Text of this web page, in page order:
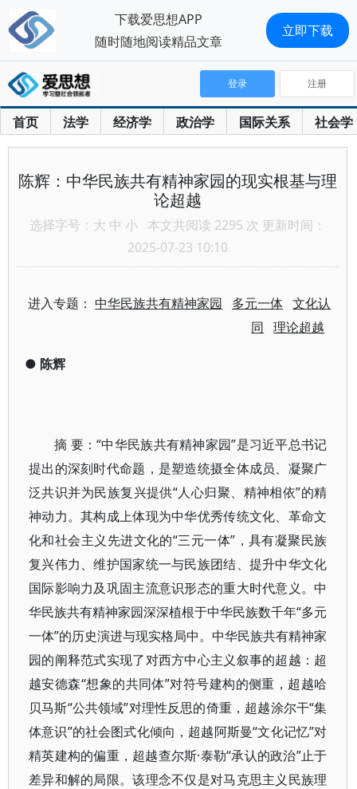
首页 法学 经济学 政治学 国际关系 社会学
登录 注册
陈辉：中华民族共有精神家园的现实根基与理
论超越
选择字号： 大 中 小 本文共阅读 2295 次 更新时间：
2025-07-23 10:10
进入专题：中华民族共有精神家园 多元一体 文化认
同
理论超越
● 陈辉
摘 要：“中华民族共有精神家园”是习近平总书记
提出的深刻时代命题，是塑造统摄全体成员、凝聚广
泛共识并为民族复兴提供“人心归聚、精神相依”的精
神动力。其构成上体现为中华优秀传统文化、革命文
化和社会主义先进文化的“三元一体”，具有凝聚民族
复兴伟力、维护国家统一与民族团结、提升中华文化
国际影响力及巩固主流意识形态的重大时代意义。中
华民族共有精神家园深深植根于中华民族数千年“多元
一体”的历史演进与现实格局中。中华民族共有精神家
园的阐释范式实现了对西方中心主义叙事的超越：超
越安德森“想象的共同体”对符号建构的侧重，超越哈
贝马斯“公共领域”对理性反思的倚重，超越涂尔干“集
体意识”的社会图式化倾向，超越阿斯曼“文化记忆”对
精英建构的偏重，超越查尔斯·泰勒“承认的政治”止于
差异和解的局限。该理念不仅是对马克思主义民族理
下载爱思想APP
随时随地阅读精品文章
立即下载